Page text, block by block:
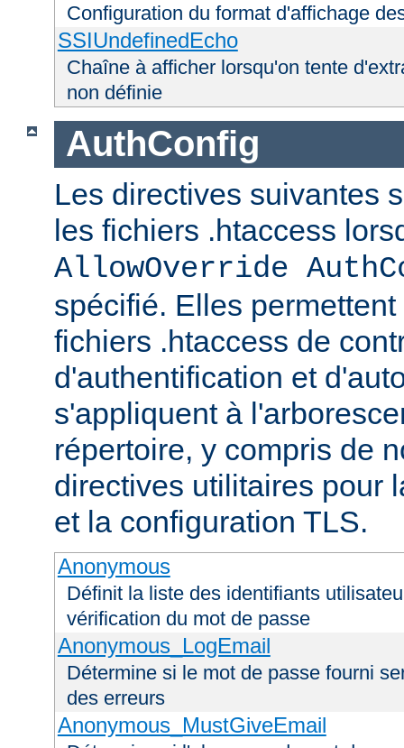
Configuration du format d'affichage
SSIUndefinedEcho
Chaîne à afficher lorsqu'on tente
non définie
AuthConfig
Les directives suivantes
les fichiers .htaccess
AllowOverride
spécifié. Elles
fichiers .htaccess de
d'authentification et
s'appliquent à
répertoire, y compris de
directives utilitaires pour
et la configuration TLS.
Anonymous
Définit la liste des identifiants
vérification du mot de passe
Anonymous_LogEmail
Détermine si le mot de passe fourni
des erreurs
Anonymous_MustGiveEmail